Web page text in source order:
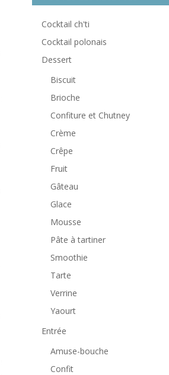
Cocktail ch'ti
Cocktail polonais
Dessert
Biscuit
Brioche
Confiture et Chutney
Crème
Crêpe
Fruit
Gâteau
Glace
Mousse
Pâte à tartiner
Smoothie
Tarte
Verrine
Yaourt
Entrée
Amuse-bouche
Confit